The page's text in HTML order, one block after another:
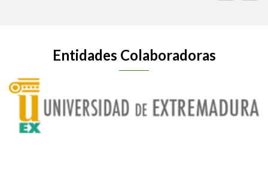
Entidades Colaboradoras